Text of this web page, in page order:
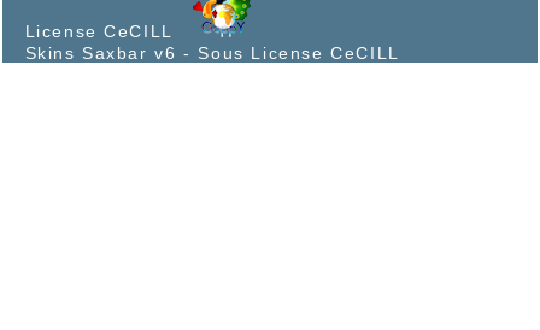
License CeCILL
Skins Saxbar v6 - Sous License CeCILL